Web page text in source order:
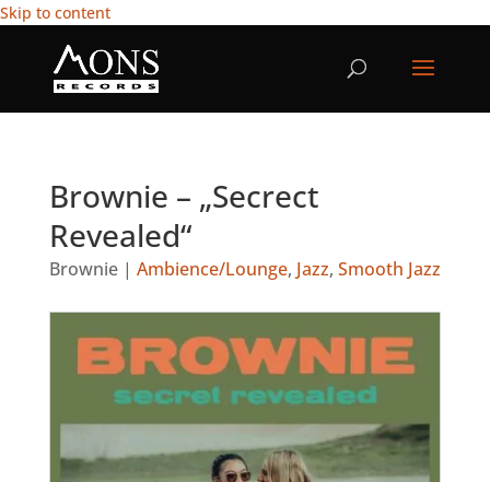
Skip to content
Brownie – „Secrect
Revealed“
Brownie | Ambience/Lounge, Jazz, Smooth Jazz